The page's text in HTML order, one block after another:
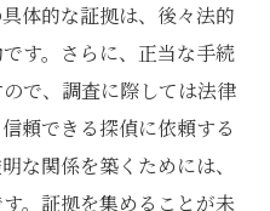
体的な証拠は、後々法的
す。さらに、正当な手続
で、調査に際しては法律
頼できる探偵に依頼する
な関係を築くためには、
。証拠を集めることが未